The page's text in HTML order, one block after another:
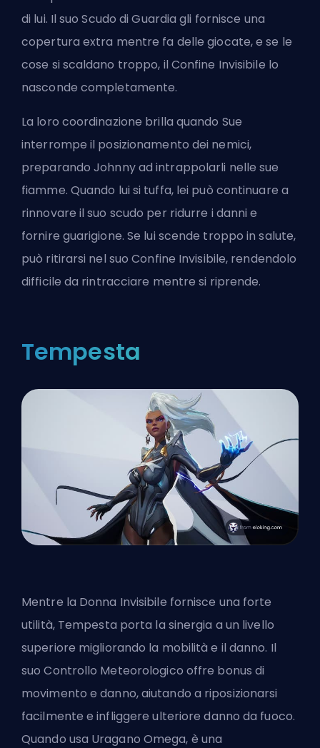
di lui. Il suo Scudo di Guardia gli fornisce una
copertura extra mentre fa delle giocate, e se le
cose si scaldano troppo, il Confine Invisibile lo
nasconde completamente.
La loro coordinazione brilla quando Sue
interrompe il posizionamento dei nemici,
preparando Johnny ad intrappolarli nelle sue
fiamme. Quando lui si tuffa, lei può continuare a
rinnovare il suo scudo per ridurre i danni e
fornire guarigione. Se lui scende troppo in salute,
può ritirarsi nel suo Confine Invisibile, rendendolo
difficile da rintracciare mentre si riprende.
Tempesta
Mentre la Donna Invisibile fornisce una forte
utilità, Tempesta porta la sinergia a un livello
superiore migliorando la mobilità e il danno. Il
suo Controllo Meteorologico offre bonus di
movimento e danno, aiutando a riposizionarsi
facilmente e infliggere ulteriore danno da fuoco.
Quando usa Uragano Omega, è una